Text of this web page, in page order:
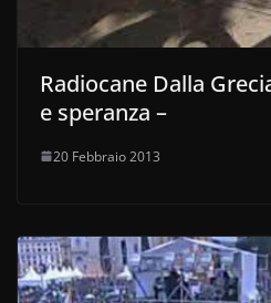
Radiocane Dalla
e speranza –
20 Febbraio 2013